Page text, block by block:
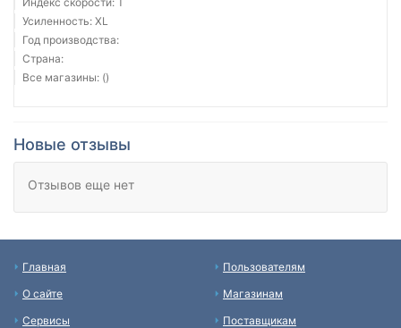
Усиленность: XL
Год производства:
Страна:
Все магазины: ()
Новые отзывы
Отзывов еще нет
Главная
О сайте
Сервисы
Пользователям
Магазинам
Поставщикам